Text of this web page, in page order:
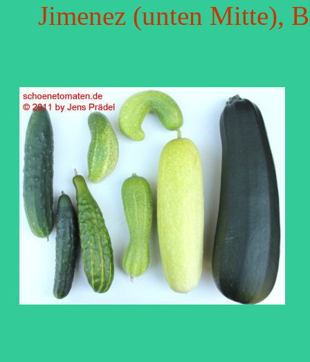
Jimenez (unten Mitte),